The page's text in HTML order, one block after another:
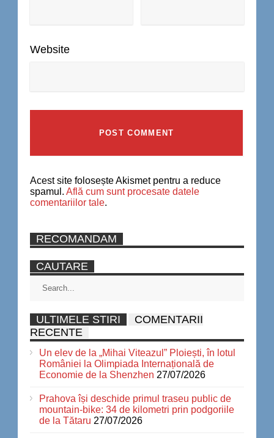
Website
Acest site folosește Akismet pentru a reduce
spamul. Află cum sunt procesate datele
comentariilor tale.
RECOMANDAM
CAUTARE
ULTIMELE STIRI
COMENTARII
RECENTE
Un elev de la „Mihai Viteazul” Ploiești, în lotul
României la Olimpiada Internațională de
Economie de la Shenzhen 27/07/2026
Prahova își deschide primul traseu public de
mountain-bike: 34 de kilometri prin podgoriile
de la Tătaru 27/07/2026